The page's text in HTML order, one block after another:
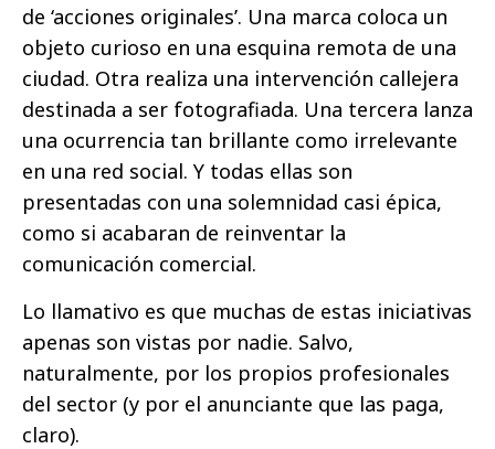
de ‘acciones originales’. Una marca coloca un
objeto curioso en una esquina remota de una
ciudad. Otra realiza una intervención callejera
destinada a ser fotografiada. Una tercera lanza
una ocurrencia tan brillante como irrelevante
en una red social. Y todas ellas son
presentadas con una solemnidad casi épica,
como si acabaran de reinventar la
comunicación comercial.
Lo llamativo es que muchas de estas iniciativas
apenas son vistas por nadie. Salvo,
naturalmente, por los propios profesionales
del sector (y por el anunciante que las paga,
claro).